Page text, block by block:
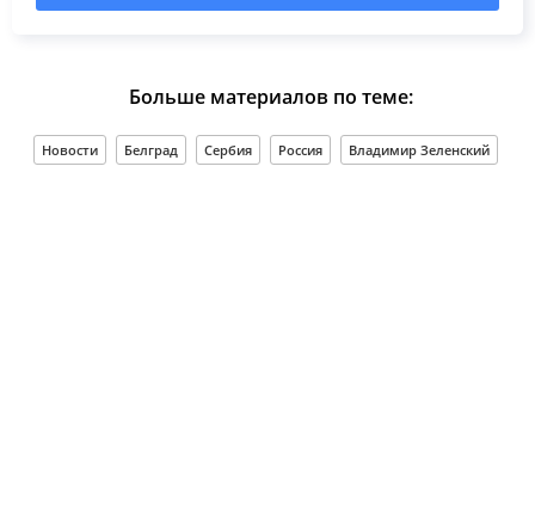
Больше материалов по теме:
Новости Белград Сербия Россия Владимир Зеленский